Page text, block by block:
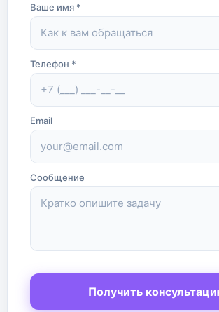
Ваше имя *
Телефон *
Email
Сообщение
Получить